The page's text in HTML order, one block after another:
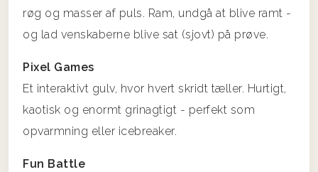
røg og masser af puls. Ram, undgå at blive ramt -
og lad venskaberne blive sat (sjovt) på prøve.
Pixel Games
Et interaktivt gulv, hvor hvert skridt tæller. Hurtigt,
kaotisk og enormt grinagtigt - perfekt som
opvarmning eller icebreaker.
Fun Battle